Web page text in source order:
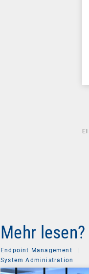
Mehr lesen?
Endpoint Management
|
System Administration